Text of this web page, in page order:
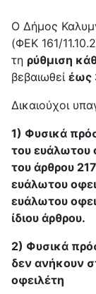
Ο Δήμος
(ΦΕΚ 161/
τη ρύθμιση
βεβαιωθεί έως
Δικαιούχοι
1) Φυσικά
του ευάλωτου
του άρθρου
ευάλωτου
ευάλωτου
ίδιου άρθρου.
2) Φυσικά
δεν ανήκουν
οφειλέτη